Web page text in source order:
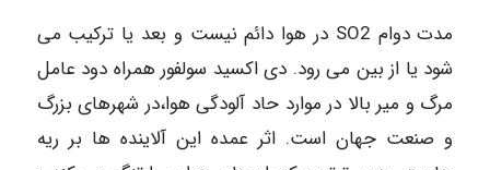
مدت دوام SO2 در هوا دائم نیست و بعد یا ترکیب می
شود یا از بین می رود. دی اکسید سولفور همراه دود عامل
مرگ و میر بالا در موارد حاد آلودگی هوا،‌در شهرهای بزرگ
و صنعت جهان است. اثر عمده این آلاینده ها بر ریه